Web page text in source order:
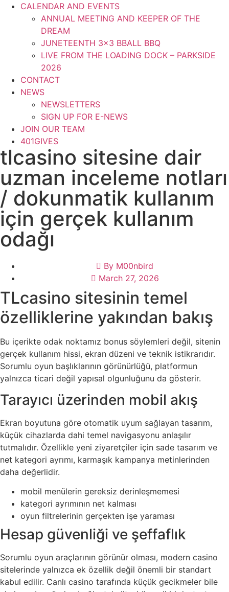
CALENDAR AND EVENTS
ANNUAL MEETING AND KEEPER OF THE
DREAM
JUNETEENTH 3×3 BBALL BBQ
LIVE FROM THE LOADING DOCK – PARKSIDE
2026
CONTACT
NEWS
NEWSLETTERS
SIGN UP FOR E-NEWS
JOIN OUR TEAM
401GIVES
tlcasino sitesine dair
uzman inceleme notları
/ dokunmatik kullanım
için gerçek kullanım
odağı
By M00nbird
March 27, 2026
TLcasino sitesinin temel
özelliklerine yakından bakış
Bu içerikte odak noktamız bonus söylemleri değil, sitenin
gerçek kullanım hissi, ekran düzeni ve teknik istikrarıdır.
Sorumlu oyun başlıklarının görünürlüğü, platformun
yalnızca ticari değil yapısal olgunluğunu da gösterir.
Tarayıcı üzerinden mobil akış
Ekran boyutuna göre otomatik uyum sağlayan tasarım,
küçük cihazlarda dahi temel navigasyonu anlaşılır
tutmalıdır. Özellikle yeni ziyaretçiler için sade tasarım ve
net kategori ayrımı, karmaşık kampanya metinlerinden
daha değerlidir.
mobil menülerin gereksiz derinleşmemesi
kategori ayrımının net kalması
oyun filtrelerinin gerçekten işe yaraması
Hesap güvenliği ve şeffaflık
Sorumlu oyun araçlarının görünür olması, modern casino
sitelerinde yalnızca ek özellik değil önemli bir standart
kabul edilir. Canlı casino tarafında küçük gecikmeler bile